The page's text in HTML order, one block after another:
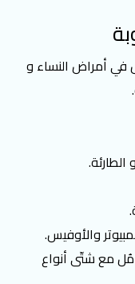
أمراض النساء و
الطارئة.
والأوفيس.
مع شتّى أنواع